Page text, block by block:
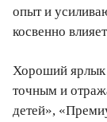
опыт и
косвенно
Хороший ярлык
точным и
детей»,